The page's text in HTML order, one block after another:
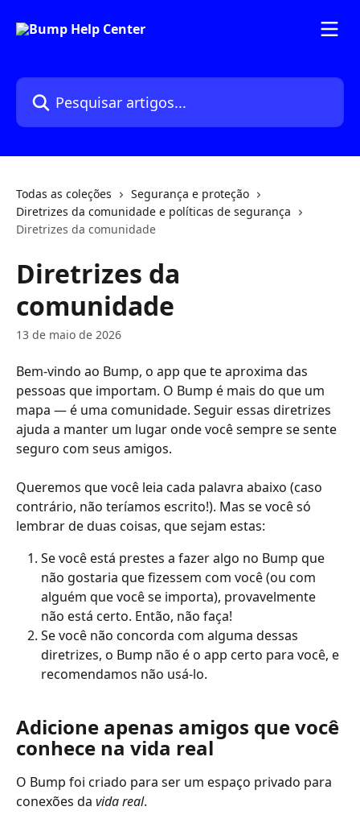
Pesquisar artigos...
Todas as coleções
Segurança e proteção
Diretrizes da comunidade e políticas de segurança
Diretrizes da comunidade
Diretrizes da
comunidade
13 de maio de 2026
Bem-vindo ao Bump, o app que te aproxima das
pessoas que importam. O Bump é mais do que um
mapa — é uma comunidade. Seguir essas diretrizes
ajuda a manter um lugar onde você sempre se sente
seguro com seus amigos.
Queremos que você leia cada palavra abaixo (caso
contrário, não teríamos escrito!). Mas se você só
lembrar de duas coisas, que sejam estas:
Se você está prestes a fazer algo no Bump que
não gostaria que fizessem com você (ou com
alguém que você se importa), provavelmente
não está certo. Então, não faça!
Se você não concorda com alguma dessas
diretrizes, o Bump não é o app certo para você, e
recomendamos não usá-lo.
Adicione apenas amigos que você
conhece na vida real
O Bump foi criado para ser um espaço privado para
conexões da vida real.